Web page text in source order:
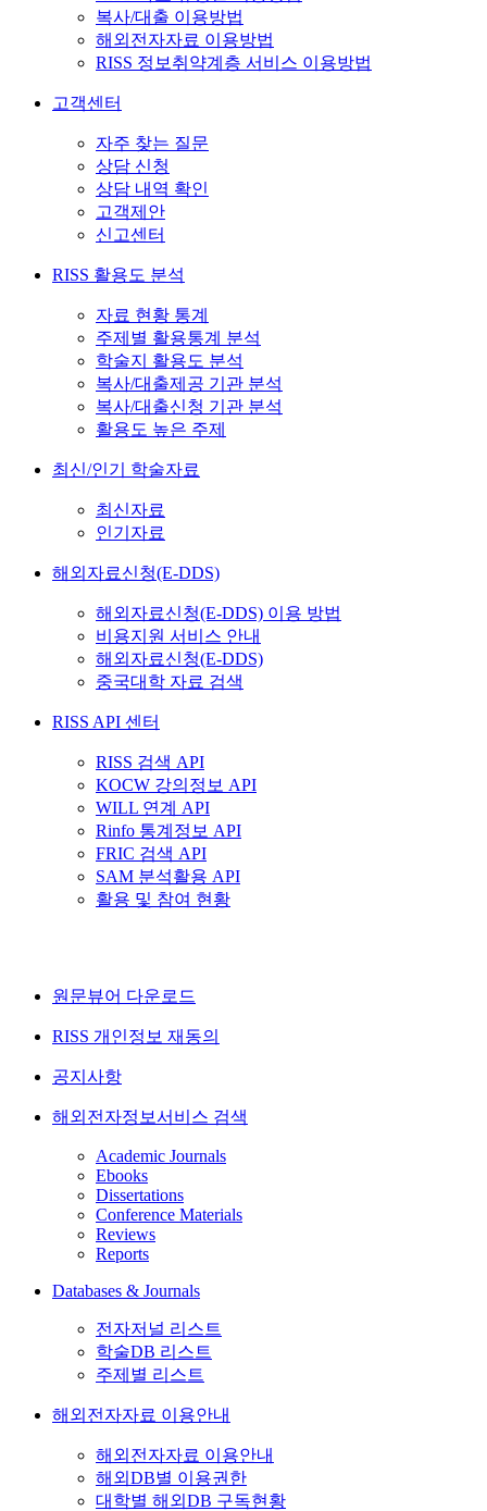
복사/대출 이용방법
해외전자자료 이용방법
RISS 정보취약계층 서비스 이용방법
고객센터
자주 찾는 질문
상담 신청
상담 내역 확인
고객제안
신고센터
RISS 활용도 분석
자료 현황 통계
주제별 활용통계 분석
학술지 활용도 분석
복사/대출제공 기관 분석
복사/대출신청 기관 분석
활용도 높은 주제
최신/인기 학술자료
최신자료
인기자료
해외자료신청(E-DDS)
해외자료신청(E-DDS) 이용 방법
비용지원 서비스 안내
해외자료신청(E-DDS)
중국대학 자료 검색
RISS API 센터
RISS 검색 API
KOCW 강의정보 API
WILL 연계 API
Rinfo 통계정보 API
FRIC 검색 API
SAM 분석활용 API
활용 및 참여 현황
원문뷰어 다운로드
RISS 개인정보 재동의
공지사항
해외전자정보서비스 검색
Academic Journals
Ebooks
Dissertations
Conference Materials
Reviews
Reports
Databases & Journals
전자저널 리스트
학술DB 리스트
주제별 리스트
해외전자자료 이용안내
해외전자자료 이용안내
해외DB별 이용권한
대학별 해외DB 구독현황